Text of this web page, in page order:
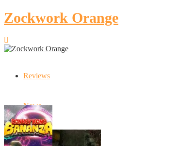
Zockwork Orange
Reviews
News
Artikel